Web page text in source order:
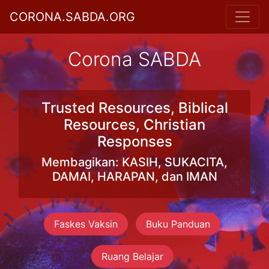
CORONA.SABDA.ORG
Corona SABDA
Trusted Resources, Biblical
Resources, Christian
Responses
Membagikan: KASIH, SUKACITA,
DAMAI, HARAPAN, dan IMAN
Faskes Vaksin Buku Panduan
Ruang Belajar